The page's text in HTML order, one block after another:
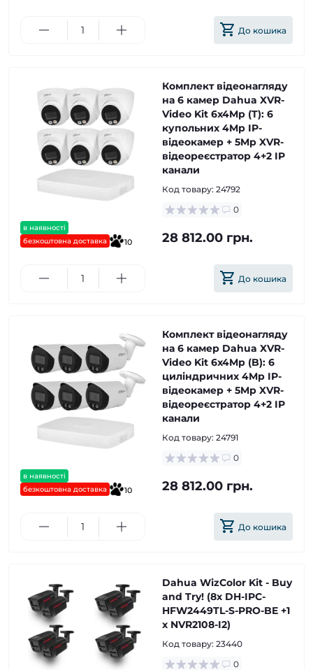
До кошика
в наявності
безкоштовна доставка
10
Комплект відеонагляду
на 6 камер Dahua XVR-
Video Kit 6x4Mp (T): 6
купольних 4Mp IP-
відеокамер + 5Mp XVR-
відеореєстратор 4+2 IP
канали
Код товару: 24792
0
28 812.00 грн.
До кошика
в наявності
безкоштовна доставка
10
Комплект відеонагляду
на 6 камер Dahua XVR-
Video Kit 6x4Mp (B): 6
циліндричних 4Mp IP-
відеокамер + 5Mp XVR-
відеореєстратор 4+2 IP
канали
Код товару: 24791
0
28 812.00 грн.
До кошика
Dahua WizColor Kit - Buy
and Try! (8х DH-IPC-
HFW2449TL-S-PRO-BE +1
х NVR2108-I2)
Код товару: 23440
0